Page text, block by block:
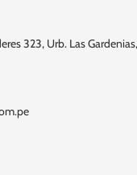
323, Urb. Las